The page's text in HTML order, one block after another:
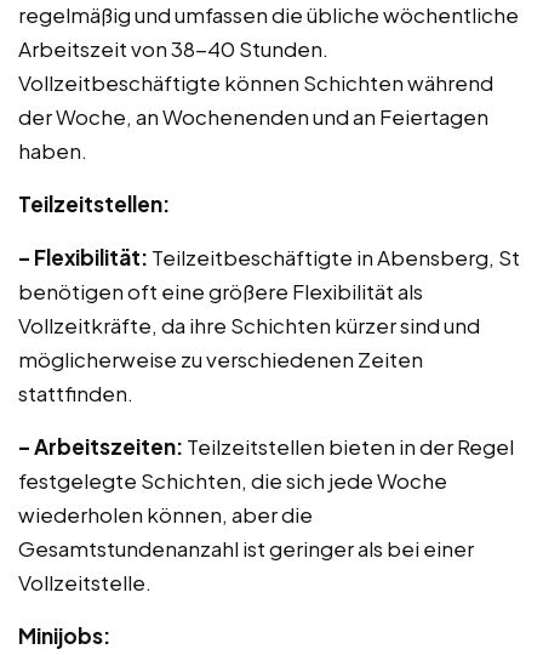
regelmäßig und umfassen die übliche wöchentliche
Arbeitszeit von 38-40 Stunden.
Vollzeitbeschäftigte können Schichten während
der Woche, an Wochenenden und an Feiertagen
haben.
Teilzeitstellen:
– Flexibilität: Teilzeitbeschäftigte in Abensberg, St
benötigen oft eine größere Flexibilität als
Vollzeitkräfte, da ihre Schichten kürzer sind und
möglicherweise zu verschiedenen Zeiten
stattfinden.
– Arbeitszeiten: Teilzeitstellen bieten in der Regel
festgelegte Schichten, die sich jede Woche
wiederholen können, aber die
Gesamtstundenanzahl ist geringer als bei einer
Vollzeitstelle.
Minijobs: